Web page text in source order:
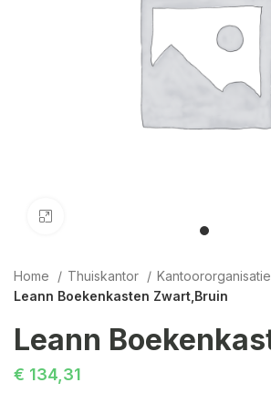
Home Thuiskantor Kantoororganisatie
Leann Boekenkasten Zwart,Bruin
€ 134,31